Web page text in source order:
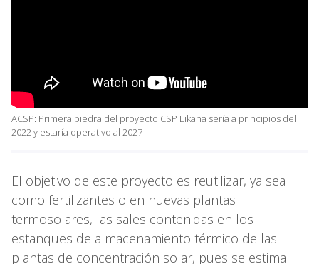
ACSP: Primera piedra del proyecto CSP Likana sería a principios del
2022 y estaría operativo al 2027
El objetivo de este proyecto es reutilizar, ya sea
como fertilizantes o en nuevas plantas
termosolares, las sales contenidas en los
estanques de almacenamiento térmico de las
plantas de concentración solar, pues se estima